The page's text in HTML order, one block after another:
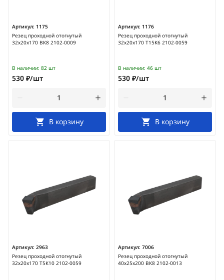
Артикул: 1175
Резец проходной отогнутый
32х20х170 ВК8 2102-0009
В наличии: 82 шт
530 ₽/шт
В корзину
Артикул: 1176
Резец проходной отогнутый
32х20х170 Т15К6 2102-0059
В наличии: 46 шт
530 ₽/шт
В корзину
Артикул: 2963
Резец проходной отогнутый
32х20х170 Т5К10 2102-0059
Артикул: 7006
Резец проходной отогнутый
40х25х200 ВК8 2102-0013